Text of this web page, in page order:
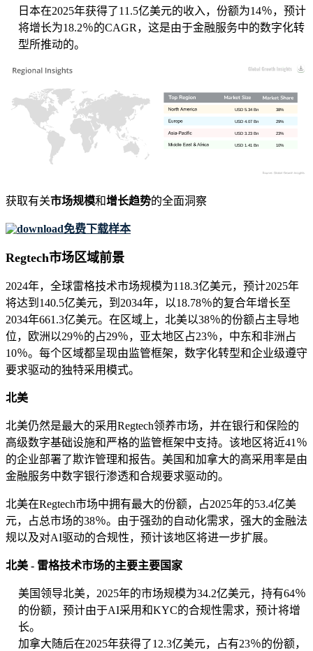
日本在2025年获得了11.5亿美元的收入，份额为14％，预计
将增长为18.2％的CAGR，这是由于金融服务中的数字化转
型所推动的。
10%
USD 1.41 Bn
23%
USD 3.23 Bn
29%
USD 4.07 Bn
38%
USD 5.34 Bn
获取有关市场规模和增长趋势的全面洞察
免费下载样本
Regtech市场区域前景
2024年，全球雷格技术市场规模为118.3亿美元，预计2025年
将达到140.5亿美元，到2034年，以18.78％的复合年增长至
2034年661.3亿美元。在区域上，北美以38％的份额占主导地
位，欧洲以29％的占29％，亚太地区占23％，中东和非洲占
10％。每个区域都呈现由监管框架，数字化转型和企业级遵守
要求驱动的独特采用模式。
北美
北美仍然是最大的采用Regtech领养市场，并在银行和保险的
高级数字基础设施和严格的监管框架中支持。该地区将近41％
的企业部署了欺诈管理和报告。美国和加拿大的高采用率是由
金融服务中数字银行渗透和合规要求驱动的。
北美在Regtech市场中拥有最大的份额，占2025年的53.4亿美
元，占总市场的38％。由于强劲的自动化需求，强大的金融法
规以及对AI驱动的合规性，预计该地区将进一步扩展。
北美 - 雷格技术市场的主要主要国家
美国领导北美，2025年的市场规模为34.2亿美元，持有64％
的份额，预计由于AI采用和KYC的合规性需求，预计将增
长。
加拿大随后在2025年获得了12.3亿美元，占有23％的份额，